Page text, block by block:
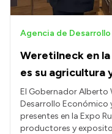
Weretilneck en la
es su agricultura
Agencia de
El Gobernador Alberto
Desarrollo Económico
presentes en la Expo
productores y